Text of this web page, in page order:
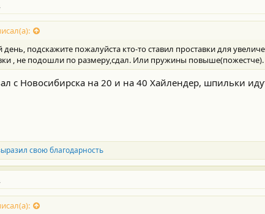
подскажите пожалуйста кто-то ставил проставки для
, не подошли по размеру,сдал. Или пружины повыше(пожестче).
с Новосибирска на 20 и на 40 Хайлендер, шпильки
свою благодарность